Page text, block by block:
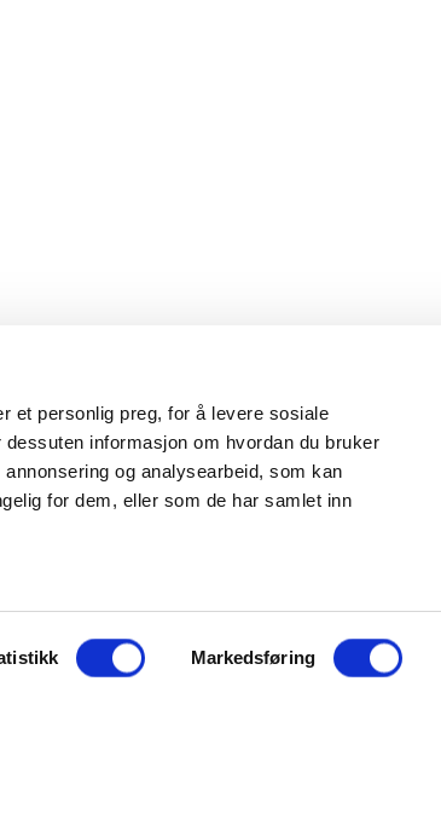
et personlig preg, for å levere sosiale
informasjon om hvordan du bruker
og analysearbeid, som kan
for dem, eller som de har samlet inn
Markedsføring
- 1600
Kontakt oss
Telefon:+47 35 91 40 00